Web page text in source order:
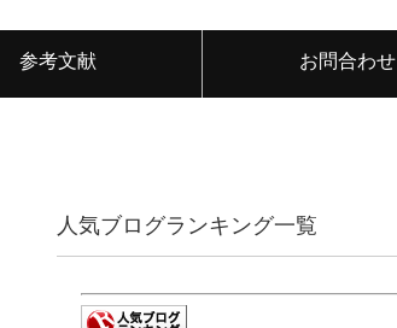
参考文献 お問合わせ
人気ブログランキング一覧